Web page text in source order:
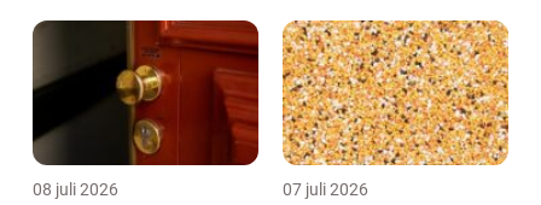
08 juli 2026 07 juli 2026